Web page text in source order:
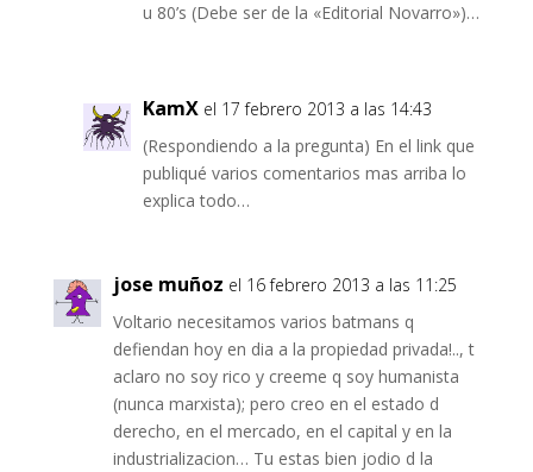
u 80’s (Debe ser de la «Editorial Novarro»)…
KamX el 17 febrero 2013 a las 14:43
(Respondiendo a la pregunta) En el link que
publiqué varios comentarios mas arriba lo
explica todo…
jose muñoz el 16 febrero 2013 a las 11:25
Voltario necesitamos varios batmans q
defiendan hoy en dia a la propiedad privada!.., t
aclaro no soy rico y creeme q soy humanista
(nunca marxista); pero creo en el estado d
derecho, en el mercado, en el capital y en la
industrializacion… Tu estas bien jodio d la